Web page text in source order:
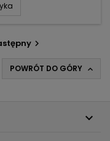
splot i

POWRÓT DO GÓRY 
